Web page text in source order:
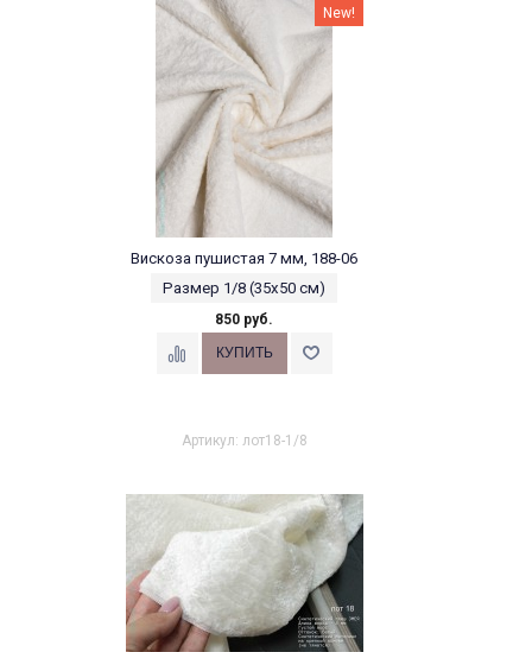
New!
Вискоза пушистая 7 мм, 188-06
Размер 1/8 (35х50 см)
850 руб.
Артикул: лот18-1/8